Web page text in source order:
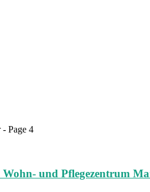
- Page 4
und Pflegezentrum